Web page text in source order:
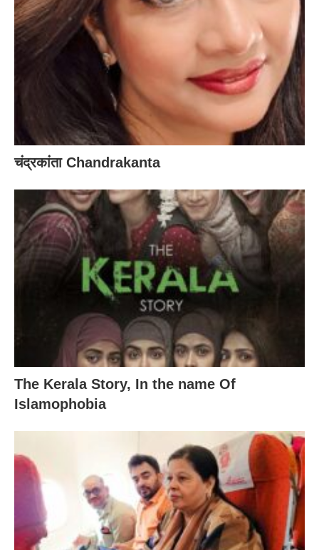
चंद्रकांता Chandrakanta
The Kerala Story, In the name Of
Islamophobia